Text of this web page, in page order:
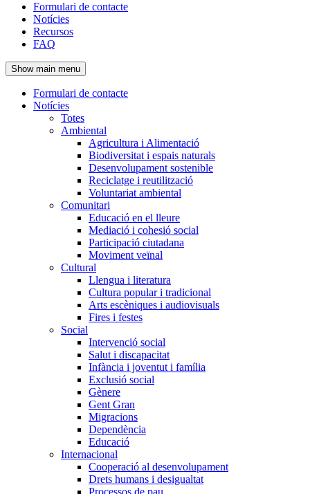
Navegació
principal
de
l'encapçalament
Formulari de contacte
Notícies
Recursos
FAQ
Show main menu
Navegació
principal
Formulari de contacte
Notícies
Totes
Ambiental
Agricultura i Alimentació
Biodiversitat i espais naturals
Desenvolupament sostenible
Reciclatge i reutilització
Voluntariat ambiental
Comunitari
Educació en el lleure
Mediació i cohesió social
Participació ciutadana
Moviment veïnal
Cultural
Llengua i literatura
Cultura popular i tradicional
Arts escèniques i audiovisuals
Fires i festes
Social
Intervenció social
Salut i discapacitat
Infància i joventut i família
Exclusió social
Gènere
Gent Gran
Migracions
Dependència
Educació
Internacional
Cooperació al desenvolupament
Drets humans i desigualtat